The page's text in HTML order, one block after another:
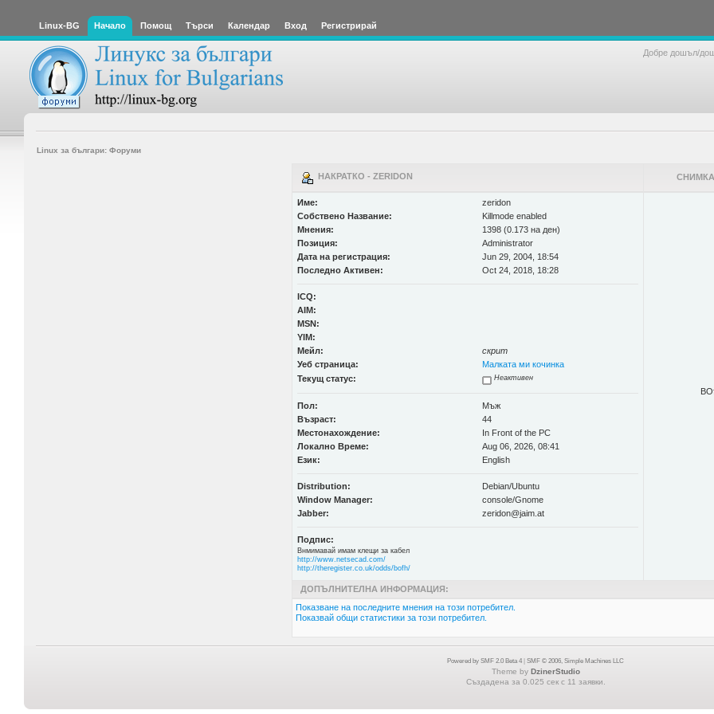
Linux-BG Начало Помощ Търси Календар Вход Регистрирай
Добре дошъл/
Linux за българи: Форуми
НАКРАТКО - ZERIDON
Име:
zeridon
Собствено Название:
Killmode enabled
Мнения:
1398 (0.173 на ден)
Позиция:
Administrator
Дата на регистрация:
Jun 29, 2004, 18:54
Последно Активен:
Oct 24, 2018, 18:28
ICQ:
AIM:
MSN:
YIM:
Мейл:
скрит
Уеб страница:
Малката ми кочинка
Текущ статус:
Неактивен
Пол:
Мъж
Възраст:
44
Местонахождение:
In Front of the PC
Локално Време:
Aug 06, 2026, 08:41
Език:
English
Distribution:
Debian/Ubuntu
Window Manager:
console/Gnome
Jabber:
zeridon@jaim.at
Подпис:
Внмимавай имам клещи за кабел
http://www.netsecad.com/
http://theregister.co.uk/odds/bofh/
ДОПЪЛНИТЕЛНА ИНФОРМАЦИЯ:
Показване на последните мнения на този потребител.
Показвай общи статистики за този потребител.
Powered by SMF 2.0 Beta 4 SMF © 2006, Simple Machines LLC
Theme by DzinerStudio
Създадена за 0.025 сек с 11 заявки.